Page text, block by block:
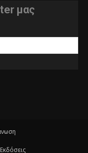
μας
Εκδόσεις